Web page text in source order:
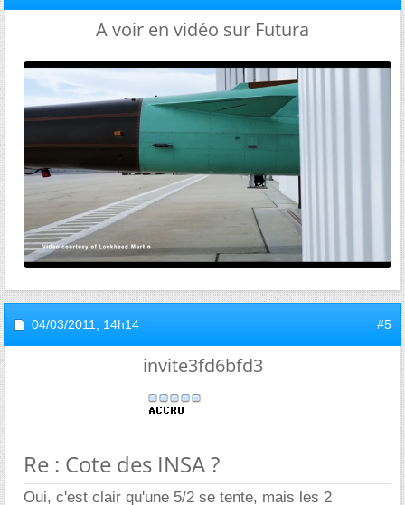
A voir en vidéo sur Futura
04/03/2011, 14h14 #5
invite3fd6bfd3
Re : Cote des INSA ?
Oui, c'est clair qu'une 5/2 se tente, mais les 2